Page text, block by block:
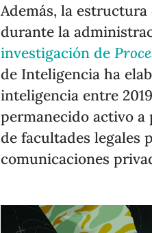
Además, la
durante la
investigación de
de Inteligencia ha
inteligencia entre
permanecido activo a
de facultades legales
comunicaciones